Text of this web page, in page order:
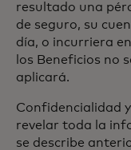
resultado una
de seguro, su
día, o incurriera
los Beneficios no
aplicará.
Confidencialidad
revelar toda la
se describe